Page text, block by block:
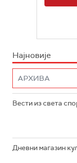
Најновије
Вести из света
Дневни магазин